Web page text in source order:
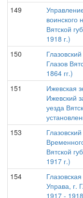
149
воинского
Вятской
1918 г.)
150
Глазов
1864 гг.)
151
Ижевская
Ижевский
уезда
153
Вятской
1917 г.)
154
Управа, г.
1917 - 1918